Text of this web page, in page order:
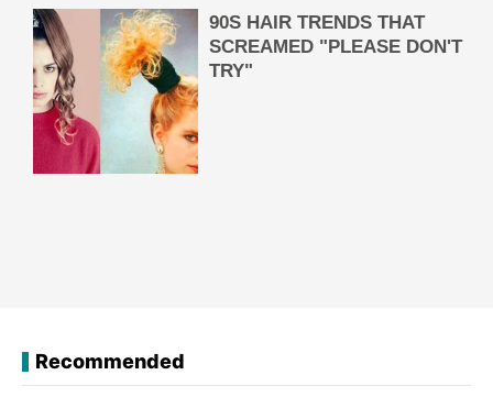
Recommended